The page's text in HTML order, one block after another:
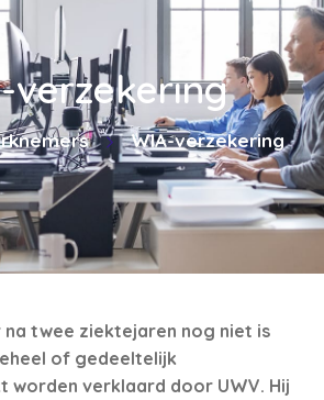
verzekering
WIA-verzekering
na twee ziektejaren nog niet is
of gedeeltelijk
worden verklaard door UWV. Hij